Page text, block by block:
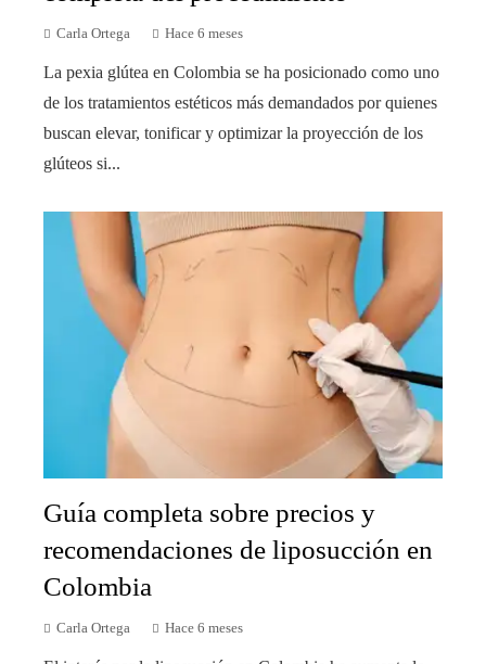
Carla Ortega Hace 6 meses
La pexia glútea en Colombia se ha posicionado como uno
de los tratamientos estéticos más demandados por quienes
buscan elevar, tonificar y optimizar la proyección de los
glúteos si...
Guía completa sobre precios y
recomendaciones de liposucción en
Colombia
Carla Ortega Hace 6 meses